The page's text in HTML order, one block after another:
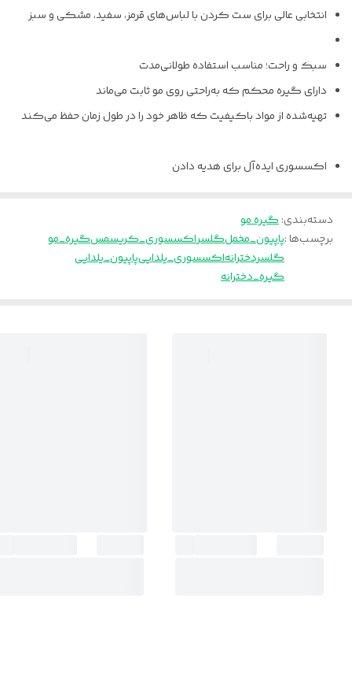
انتخابی عالی برای ست کردن با لباس‌های قرمز، سفید، مشکی و سبز
سبک و راحت؛ مناسب استفاده طولانی‌مدت
دارای گیره محکم که به‌راحتی روی مو ثابت می‌ماند
تهیه‌شده از مواد باکیفیت که ظاهر خود را در طول زمان حفظ می‌کند
اکسسوری ایده‌آل برای هدیه دادن
دسته‌بندی:گیره مو
برچسب‌ها :پاپیون_مخملگلسراکسسوری_کریسمسگیره_مو
گلسردخترانهاکسسوری_یلداییپاپیون_یلدایی
گیره_دخترانه